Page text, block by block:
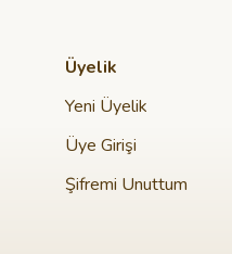
Üyelik
Yeni Üyelik
Üye Girişi
Şifremi Unuttum